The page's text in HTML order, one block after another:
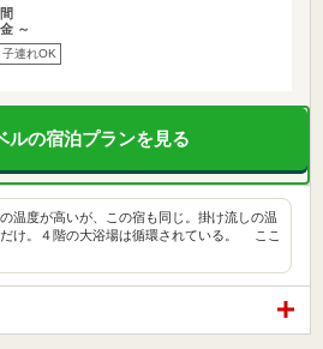
～
子連れOK
ルの宿泊プランを見る
温度が高いが、この宿も同じ。掛け流しの温
け。４階の大浴場は循環されている。 ここ